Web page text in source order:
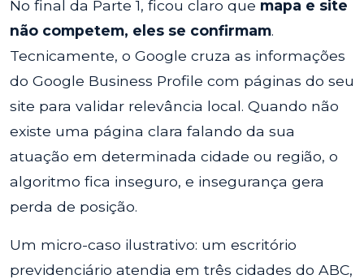
No final da Parte 1, ficou claro que mapa e site
não competem, eles se confirmam.
Tecnicamente, o Google cruza as informações
do Google Business Profile com páginas do seu
site para validar relevância local. Quando não
existe uma página clara falando da sua
atuação em determinada cidade ou região, o
algoritmo fica inseguro, e insegurança gera
perda de posição.
Um micro-caso ilustrativo: um escritório
previdenciário atendia em três cidades do ABC,